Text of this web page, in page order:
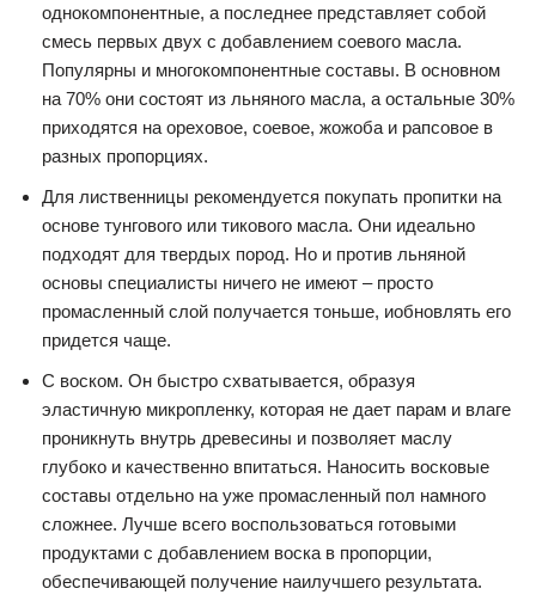
однокомпонентные, а последнее представляет собой
смесь первых двух с добавлением соевого масла.
Популярны и многокомпонентные составы. В основном
на 70% они состоят из льняного масла, а остальные 30%
приходятся на ореховое, соевое, жожоба и рапсовое в
разных пропорциях.
Для лиственницы рекомендуется покупать пропитки на
основе тунгового или тикового масла. Они идеально
подходят для твердых пород. Но и против льняной
основы специалисты ничего не имеют – просто
промасленный слой получается тоньше, иобновлять его
придется чаще.
С воском. Он быстро схватывается, образуя
эластичную микропленку, которая не дает парам и влаге
проникнуть внутрь древесины и позволяет маслу
глубоко и качественно впитаться. Наносить восковые
составы отдельно на уже промасленный пол намного
сложнее. Лучше всего воспользоваться готовыми
продуктами с добавлением воска в пропорции,
обеспечивающей получение наилучшего результата.